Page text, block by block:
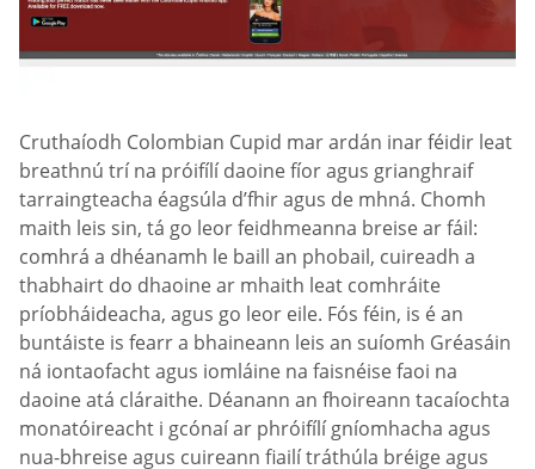
Cruthaíodh Сolombian Сupid mar ardán inar féidir leat
breathnú trí na próifílí daoine fíor agus grianghraif
tarraingteacha éagsúla d’fhir agus de mhná. Chomh
maith leis sin, tá go leor feidhmeanna breise ar fáil:
comhrá a dhéanamh le baill an phobail, cuireadh a
thabhairt do dhaoine ar mhaith leat comhráite
príobháideacha, agus go leor eile. Fós féin, is é an
buntáiste is fearr a bhaineann leis an suíomh Gréasáin
ná iontaofacht agus iomláine na faisnéise faoi na
daoine atá cláraithe. Déanann an fhoireann tacaíochta
monatóireacht i gcónaí ar phróifílí gníomhacha agus
nua-bhreise agus cuireann fiailí tráthúla bréige agus